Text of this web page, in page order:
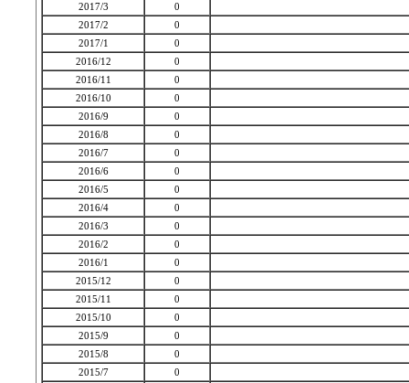
2017/3
0
2017/2
0
2017/1
0
2016/12
0
2016/11
0
2016/10
0
2016/9
0
2016/8
0
2016/7
0
2016/6
0
2016/5
0
2016/4
0
2016/3
0
2016/2
0
2016/1
0
2015/12
0
2015/11
0
2015/10
0
2015/9
0
2015/8
0
2015/7
0